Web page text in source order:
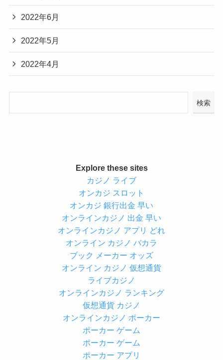
2022年6月
2022年5月
2022年4月
検索
Explore these sites
カジノ ライブ
オンカジ スロット
オンカジ 銀行出金 早い
オンラインカジノ 出金 早い
オンラインカジノ アプリ どれ
オンライン カジノ バカラ
ブック メーカー オッズ
オンライン カジノ 仮想通貨
ライブカジノ
オンラインカジノ ランキング
仮想通貨 カジノ
オンラインカジノ ポーカー
ポーカー ゲーム
ポーカー ゲーム
ポーカー アプリ